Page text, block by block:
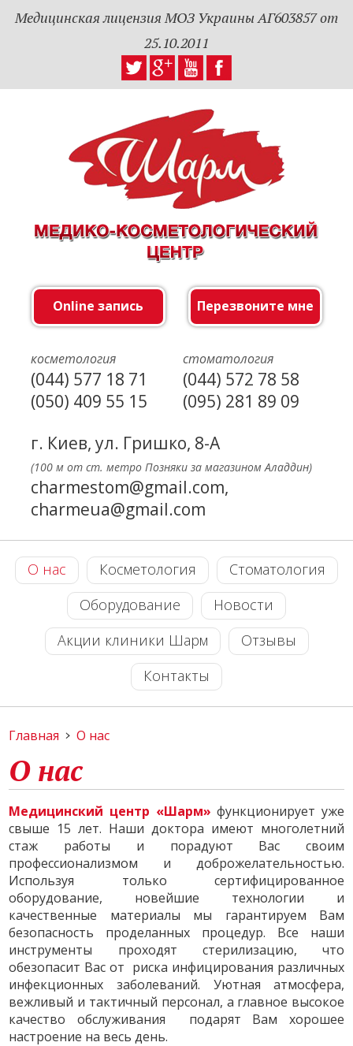
Медицинская лицензия МОЗ Украины АГ603857 от
25.10.2011
Online запись Перезвоните мне
косметология
(044) 577 18 71
(050) 409 55 15
стоматология
(044) 572 78 58
(095) 281 89 09
г. Киев, ул. Гришко, 8-А
(100 м от ст. метро Позняки за магазином Аладдин)
charmestom@gmail.com,
charmeua@gmail.com
О нас Косметология
Стоматология
Оборудование
Новости
Акции клиники Шарм
Отзывы
Контакты
Главная О нас
О нас
Медицинский центр «Шарм» функционирует уже
свыше 15 лет. Наши доктора имеют многолетний
стаж работы и порадуют Вас своим
профессионализмом и доброжелательностью.
Используя только сертифицированное
оборудование, новейшие технологии и
качественные материалы мы гарантируем Вам
безопасность проделанных процедур. Все наши
инструменты проходят стерилизацию, что
обезопасит Вас от риска инфицирования различных
инфекционных заболеваний. Уютная атмосфера,
вежливый и тактичный персонал, а главное высокое
качество обслуживания подарят Вам хорошее
настроение на весь день.